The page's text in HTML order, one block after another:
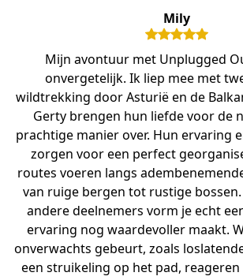
Mily
Mijn avontuur met Unplugged
onvergetelijk. Ik liep mee met
wildtrekking door Asturië en de
Gerty brengen hun liefde voor de
prachtige manier over. Hun ervaring
zorgen voor een perfect
routes voeren langs
van ruige bergen tot rustige
andere deelnemers vorm je echt
ervaring nog waardevoller maakt.
onverwachts gebeurt, zoals
een struikeling op het pad,